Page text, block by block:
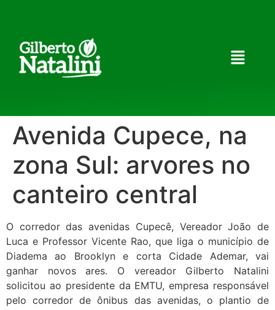
Avenida Cupece, na
zona Sul: arvores no
canteiro central
O corredor das avenidas Cupecê, Vereador João de
Luca e Professor Vicente Rao, que liga o município de
Diadema ao Brooklyn e corta Cidade Ademar, vai
ganhar novos ares. O vereador Gilberto Natalini
solicitou ao presidente da EMTU, empresa responsável
pelo corredor de ônibus das avenidas, o plantio de